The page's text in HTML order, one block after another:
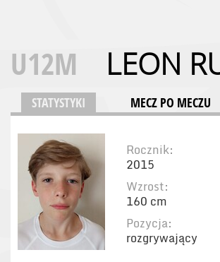
U12M LEON
STATYSTYKI MECZ PO MECZU
Rocznik:
2015
Wzrost:
160 cm
Pozycja:
rozgrywający